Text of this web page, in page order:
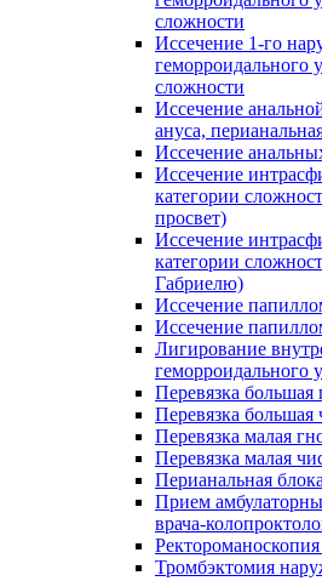
сложности
Иссечение 1-го
геморроидального
сложности
Иссечение
ануса,
Иссечение
Иссечение
категории
просвет)
Иссечение
категории
Габриелю)
Иссечение
Иссечение
Лигирование
геморроидального
Перевязка большая
Перевязка большая
Перевязка малая
Перевязка малая
Перианальная
Прием
врача-
Тромбэктомия